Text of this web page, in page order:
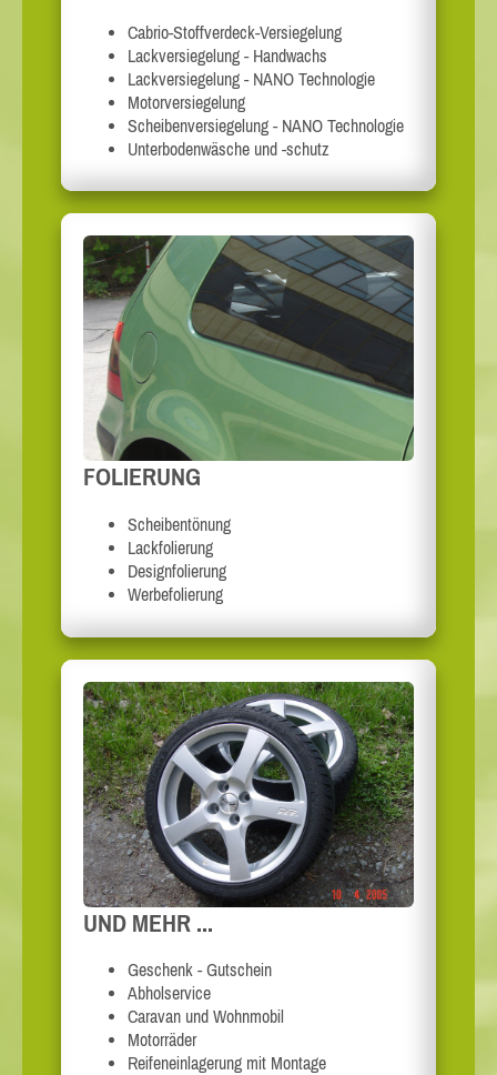
Cabrio-Stoffverdeck-Versiegelung
Lackversiegelung - Handwachs
Lackversiegelung - NANO Technologie
Motorversiegelung
Scheibenversiegelung - NANO Technologie
Unterbodenwäsche und -schutz
FOLIERUNG
Scheibentönung
Lackfolierung
Designfolierung
Werbefolierung
UND MEHR ...
Geschenk - Gutschein
Abholservice
Caravan und Wohnmobil
Motorräder
Reifeneinlagerung mit Montage